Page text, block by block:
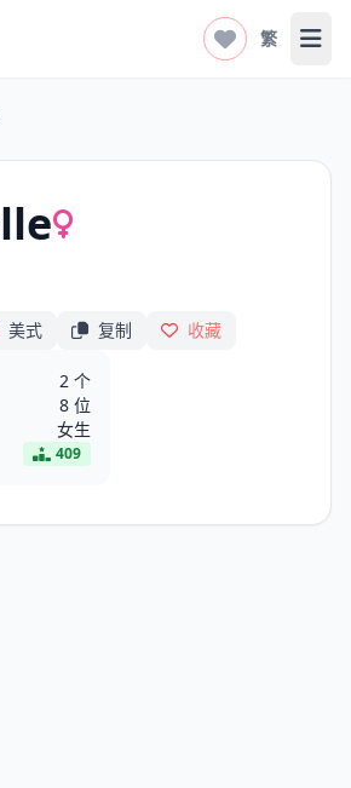
繁 打
美式 复制 收藏
2 个
8 位
女生
409